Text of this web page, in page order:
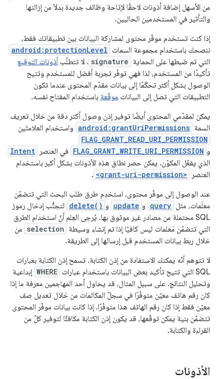
من الأسهل إضافة أذونات لاحقًا لإتاحة وظائف جديدة بدلاً من إزالتها
والتأثير في المستخدمين الحاليين.
إذا كنت تستخدم موفّر محتوى لمشاركة البيانات بين تطبيقاتك فقط،
ننصحك باستخدام مجموعة السمات android:protectionLevel
التي تم ضبطها على الحماية signature . لا تتطلّب أذونات التوقيع
تأكيدًا من المستخدم، لذا فهي توفّر تجربة أفضل للمستخدم وتتيح
الوصول بشكل أكثر تحكّمًا إلى بيانات مقدّم المحتوى عندما تكون
التطبيقات التي تصل إلى البيانات موقّعة باستخدام المفتاح نفسه.
يمكن لمقدّمي المحتوى أيضًا توفير إذن وصول أكثر دقة من خلال تعريف
السمة android:grantUriPermissions واستخدام العلامتَين
FLAG_GRANT_READ_URI_PERMISSION
و FLAG_GRANT_WRITE_URI_PERMISSION في العنصر Intent
الذي يفعّل المكوّن. يمكن حصر نطاق هذه الأذونات بشكل أكبر باستخدام
العنصر
<grant-uri-permission>
.
عند الوصول إلى موفّر محتوى، استخدِم طرق طلب البحث التي تتضمّن
معلَمات، مثل query و update و delete() لتجنُّب إدخال رموز
SQL محتملة من مصادر غير موثوق بها. يُرجى العِلم أنّ استخدام الطرق
التي تتضمّن مَعلمات ليس كافيًا إذا تم إنشاء وسيطة selection من
خلال ربط بيانات المستخدم قبل إرسالها إلى الطريقة.
لا تتوهم أنّه يمكنك الاستفادة من إذن الكتابة. تسمح إذن الكتابة بعبارات
SQL التي تتيح تأكيد بعض البيانات باستخدام عبارات
WHERE إبداعية
وتحليل النتائج. على سبيل المثال، قد يحاول أحد المهاجمين معرفة ما إذا
كان رقم هاتف معيّن متوفّرًا في سجلّ المكالمات من خلال تعديل صف
معيّن فقط إذا كان رقم الهاتف هذا متوفّرًا. إذا كانت بيانات موفّر المحتوى
تتضمّن بنية يمكن توقّعها، قد يكون إذن الكتابة مكافئًا لتوفير كلّ من
القراءة والكتابة.
الأذونات